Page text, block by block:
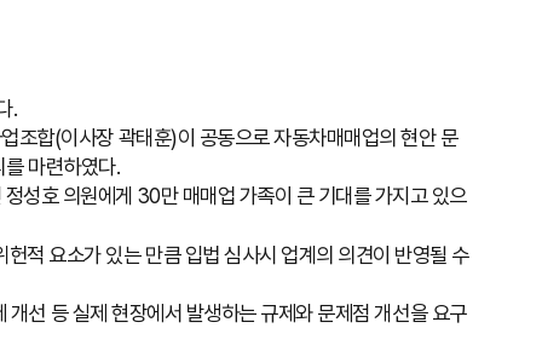
.
조합(이사장 곽태훈)이 공동으로 자동차매매업의 현안 문
마련하였다.
성호 의원에게 30만 매매업 가족이 큰 기대를 가지고 있으
적 요소가 있는 만큼 입법 심사시 업계의 의견이 반영될 수
선 등 실제 현장에서 발생하는 규제와 문제점 개선을 요구